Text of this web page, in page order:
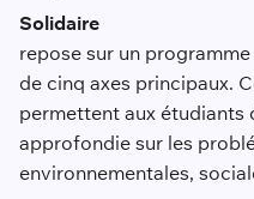
Solidaire
repose sur un
de cinq axes principaux.
permettent aux étudiants
approfondie sur les
environnementales,